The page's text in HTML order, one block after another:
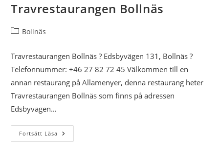
Travrestaurangen Bollnäs
Inläggskategori:
Bollnäs
Travrestaurangen Bollnäs ? Edsbyvägen 131, Bollnäs ?
Telefonnummer: +46 27 82 72 45 Välkommen till en
annan restaurang på Allamenyer, denna restaurang heter
Travrestaurangen Bollnäs som finns på adressen
Edsbyvägen…
Fortsätt Läsa Travrestaurangen
Bollnäs